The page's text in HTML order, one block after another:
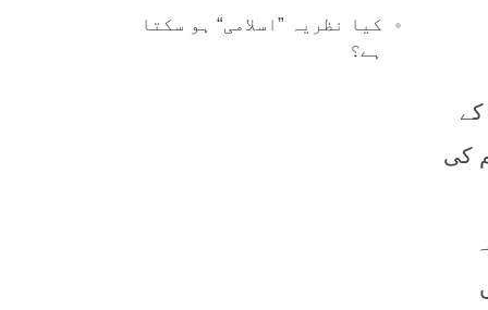
کیا نظریہ ”اسلامی“ ہو سکتا
ہے؟
کے
کی